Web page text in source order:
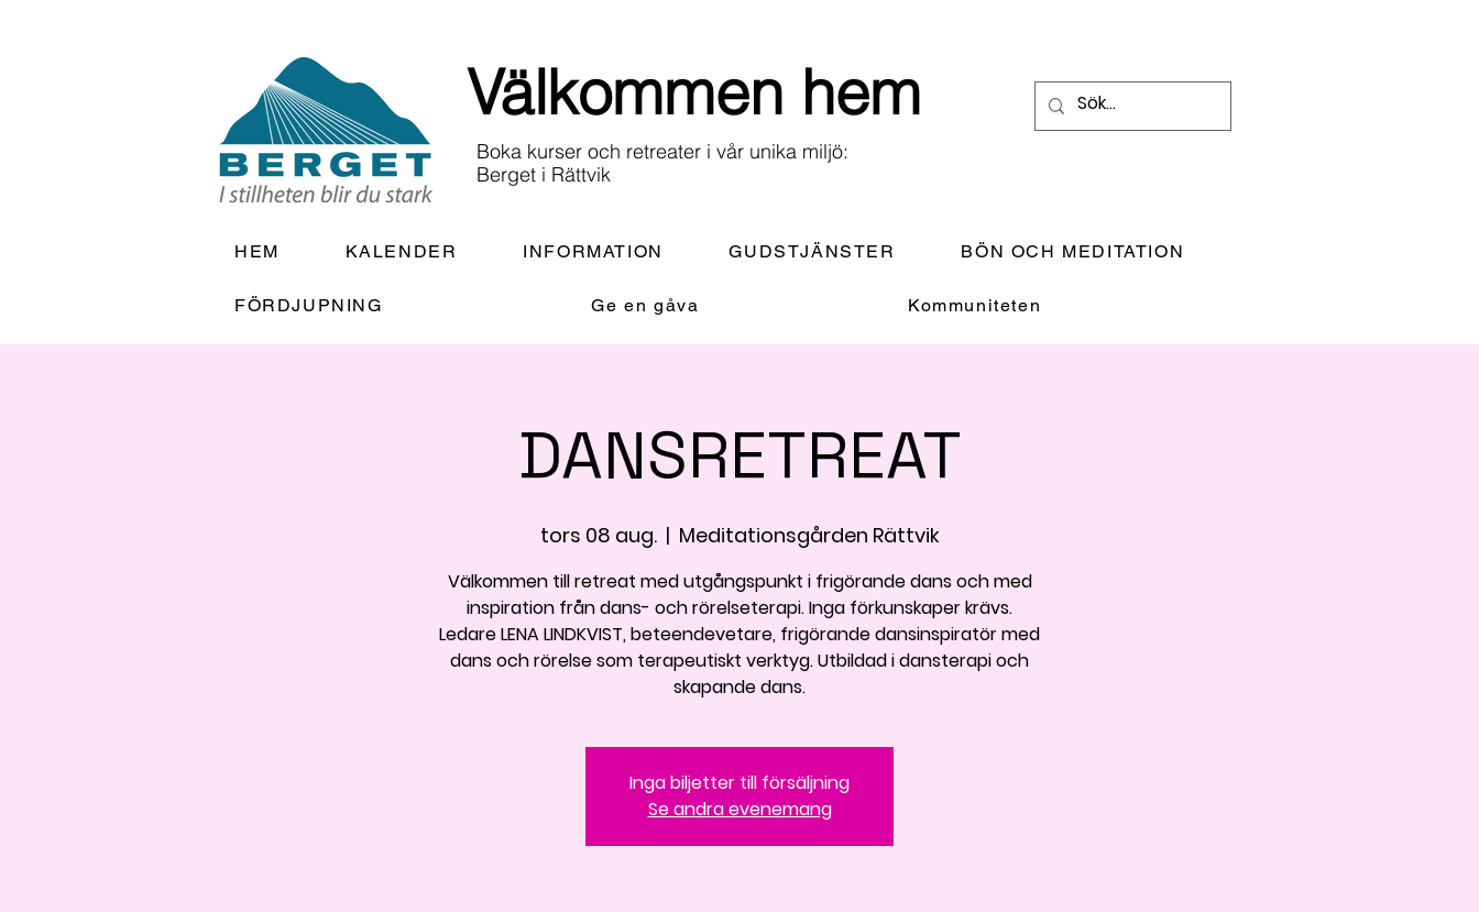
Välkommen hem
Boka kurser och retreater i vår unika miljö:
Berget i Rättvik
HEM KALENDER INFORMATION GUDSTJÄNSTER BÖN OCH MEDITATION
FÖRDJUPNING Ge en gåva Kommuniteten
DANSRETREAT
tors 08 aug.
  |
Meditationsgården Rättvik
Välkommen till retreat med utgångspunkt i frigörande dans och med
inspiration från dans- och rörelseterapi. Inga förkunskaper krävs.
Ledare LENA LINDKVIST, beteendevetare, frigörande dansinspiratör med
dans och rörelse som terapeutiskt verktyg. Utbildad i dansterapi och
skapande dans.
Inga biljetter till försäljning
Se andra evenemang